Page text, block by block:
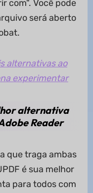
com". Você pode
será aberto
alternativas ao
experimentar
alternativa
Reader
que traga ambas
é sua melhor
para todos com